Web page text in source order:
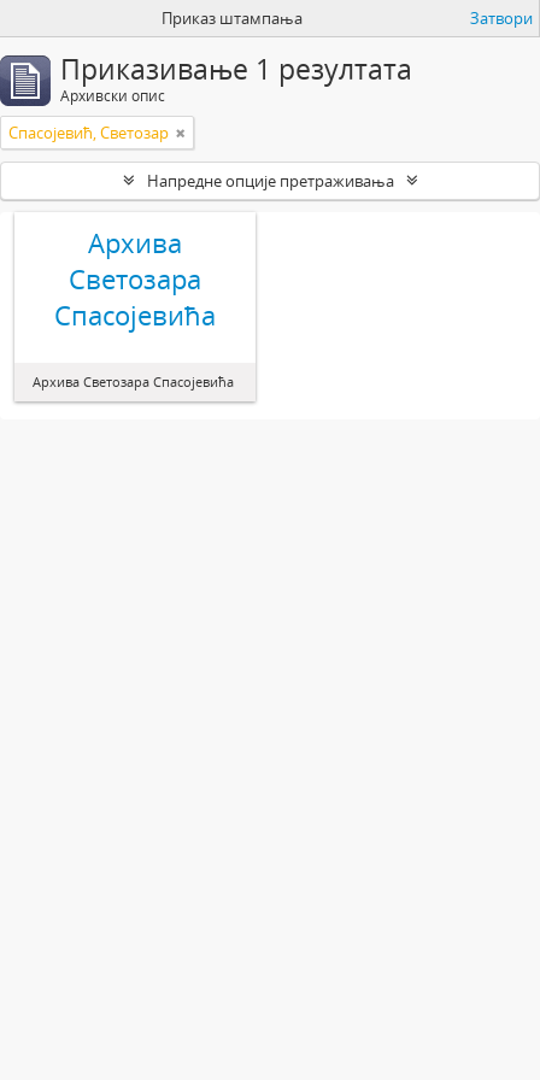
Приказ штампања Затвори
Приказивање 1 резултата
Архивски опис
Спасојевић, Светозар
Напредне опције претраживања
Архива
Светозара
Спасојевића
Архива Светозара Спасојевића